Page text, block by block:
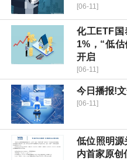
[06-11]
化工ETF国
1%，“低
开启
[06-11]
今日播报!
[06-11]
低位照明源
内首家原创